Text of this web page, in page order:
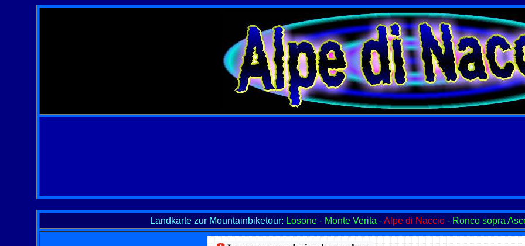
Landkarte zur Mountainbiketour: Losone - Monte Verita -Alpe di Naccio - Ronco sopra